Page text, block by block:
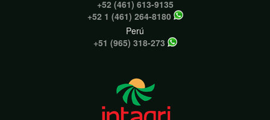
+52 (461) 613-9135
+52 1 (461) 264-8180
Perú
+51 (965) 318-273